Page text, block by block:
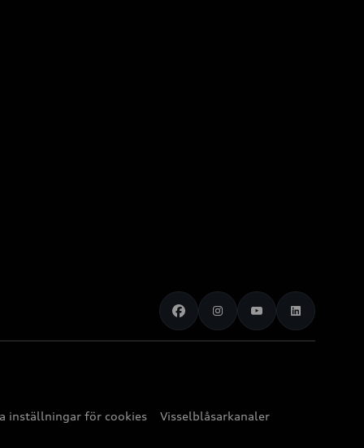
inställningar för cookies Visselblåsarkanaler